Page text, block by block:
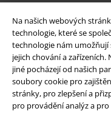
Na našich webových
technologie, které se
technologie nám
jejich chování a
jiné pocházejí od našich
soubory cookie pro
stránky, pro zlepšení a
pro provádění analýz a
Právní informace